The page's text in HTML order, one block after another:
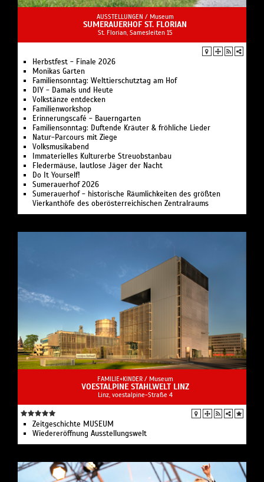
AUSSTELLUNGEN / Museum
SUMERAUERHOF ST. FLORIAN
St. Florian, Samesleiten 15
Herbstfest - Finale 2026
Monikas Garten
Familiensonntag: Welt­tier­schutz­tag am Hof
DIY - Damals und Heute
Volkstänze entdecken
Familienworkshop
Erinnerungs­café - Bauerngarten
Familiensonntag: Duftende Kräuter & fröhliche Lieder
Natur-Parcours mit Ziege
Volksmusikabend
Immaterielles Kulturerbe Streuobstanbau
Fledermäuse, lautlose Jäger der Nacht
Do It Yourself!
Sumerauerhof 2026
Sumerauerhof - historische Räumlichkeiten des größten
Vierkanthöfe des oberösterreichischen Zentralraums
FAMILIE+KINDER / Museum
VOESTALPINE STAHLWELT LINZ
Linz, voestalpine-Straße 4
Zeitgeschichte MUSEUM
Wiedereröffnung Ausstellungswelt